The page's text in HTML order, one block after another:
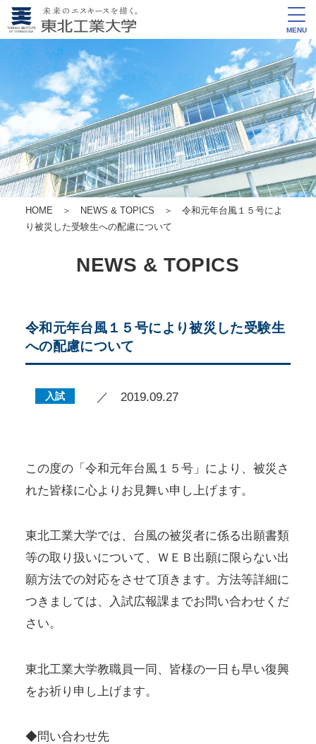
MENU
HOME ＞ NEWS & TOPICS ＞ 令和元年台風１５号によ
り被災した受験生への配慮について
NEWS & TOPICS
令和元年台風１５号により被災した受験生
への配慮について
入試 ／ 2019.09.27
この度の「令和元年台風１５号」により、被災さ
れた皆様に心よりお見舞い申し上げます。
東北工業大学では、台風の被災者に係る出願書類
等の取り扱いについて、ＷＥＢ出願に限らない出
願方法での対応をさせて頂きます。方法等詳細に
つきましては、入試広報課までお問い合わせくだ
さい。
東北工業大学教職員一同、皆様の一日も早い復興
をお祈り申し上げます。
◆問い合わせ先